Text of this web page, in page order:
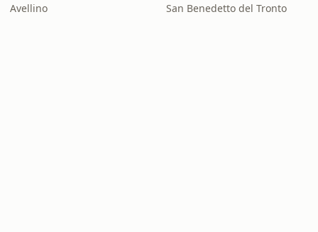
Avellino San Benedetto del Tronto